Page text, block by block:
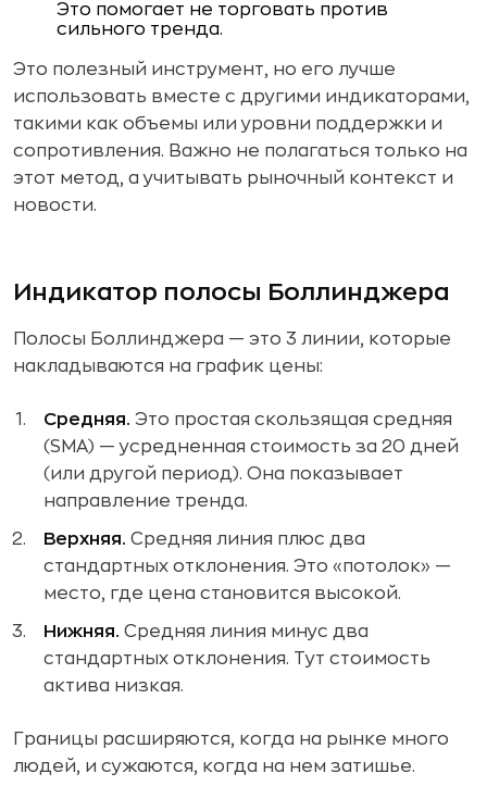
Это помогает не торговать против
сильного тренда.
Это полезный инструмент, но его лучше
использовать вместе с другими индикаторами,
такими как объемы или уровни поддержки и
сопротивления. Важно не полагаться только на
этот метод, а учитывать рыночный контекст и
новости.
Индикатор полосы Боллинджера
Полосы Боллинджера — это 3 линии, которые
накладываются на график цены:
Средняя. Это простая скользящая средняя
(SMA) — усредненная стоимость за 20 дней
(или другой период). Она показывает
направление тренда.
Верхняя. Средняя линия плюс два
стандартных отклонения. Это «потолок» —
место, где цена становится высокой.
Нижняя. Средняя линия минус два
стандартных отклонения. Тут стоимость
актива низкая.
Границы расширяются, когда на рынке много
людей, и сужаются, когда на нем затишье.